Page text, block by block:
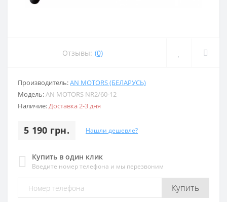
Отзывы: (0)
Производитель:AN MOTORS (БЕЛАРУСЬ)
Модель:АN MOTORS NR2/60-12
Наличие:Доставка 2-3 дня
5 190 грн. Нашли дешевле?
Купить в один клик
Введите номер телефона и мы перезвоним
Купить